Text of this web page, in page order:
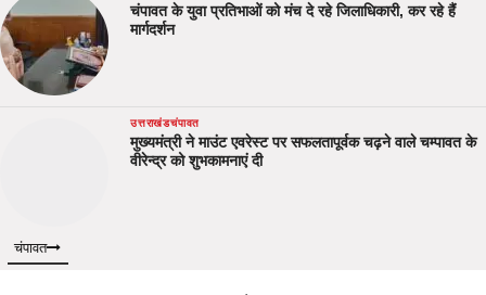
चंपावत के युवा प्रतिभाओं को मंच दे रहे जिलाधिकारी, कर रहे हैं
मार्गदर्शन
उत्तराखंडचंपावत
मुख्यमंत्री ने माउंट एवरेस्ट पर सफलतापूर्वक चढ़ने वाले चम्पावत के
वीरेन्द्र को शुभकामनाएं दी
चंपावत